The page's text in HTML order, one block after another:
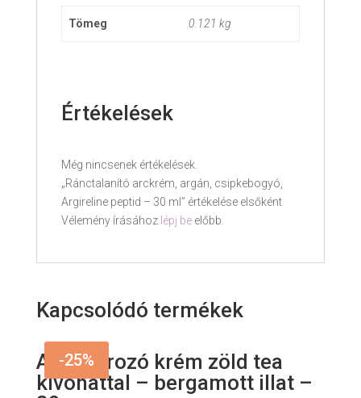
Tömeg 0.121 kg
Értékelések
Még nincsenek értékelések.
„Ránctalanító arckrém, argán, csipkebogyó,
Argireline peptid – 30 ml” értékelése elsőként
Vélemény írásához lépj beelőbb.
Kapcsolódó termékek
-25%
Arcradírozó krém zöld tea
kivonattal – bergamott illat –